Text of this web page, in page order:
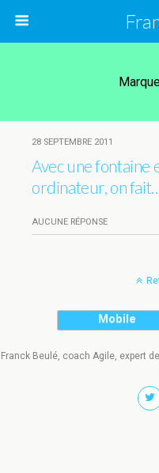
28 SEPTEMBRE 2011
Avec une fontaine
ordinateur, on
AUCUNE RÉPONSE
Mobile
Franck Beulé, coach Agile, expert